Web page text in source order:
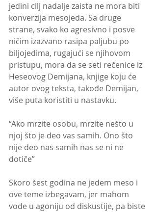
jedini cilj nadalje zaista ne mora biti
konverzija mesojeda. Sa druge
strane, svako ko agresivno i posve
ničim izazvano rasipa paljubu po
biljojedima, rugajući se njihovom
pristupu, mora da se seti rečenice iz
Heseovog Demijana, knjige koju će
autor ovog teksta, takođe Demijan,
više puta koristiti u nastavku.
“Ako mrzite osobu, mrzite nešto u
njoj što je deo vas samih. Ono što
nije deo nas samih nas se ni ne
dotiče”
Skoro šest godina ne jedem meso i
ove teme izbegavam, jer mahom
vode u agoniju od diskustije, pa biste